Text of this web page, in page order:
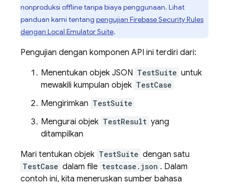
nonproduksi offline tanpa biaya penggunaan. Lihat
panduan kami tentang pengujian Firebase Security Rules
dengan Local Emulator Suite.
Pengujian dengan komponen API ini terdiri dari:
Menentukan objek JSON TestSuite untuk
mewakili kumpulan objek TestCase
Mengirimkan TestSuite
Mengurai objek TestResult yang
ditampilkan
Mari tentukan objek TestSuite dengan satu
TestCase dalam file testcase.json . Dalam
contoh ini, kita meneruskan sumber bahasa